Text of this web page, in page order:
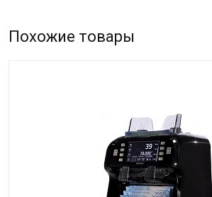
Похожие товары